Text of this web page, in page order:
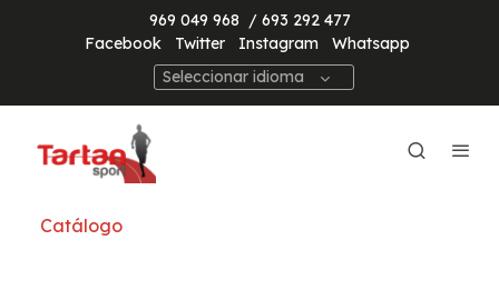
969 049 968 / 693 292 477
Facebook
Twitter Instagram
Whatsapp
Seleccionar idioma
Catálogo